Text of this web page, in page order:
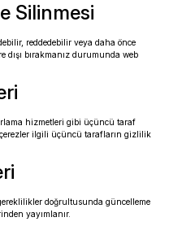
Silinmesi
reddedebilir veya daha önce
bırakmanız durumunda web
hizmetleri gibi üçüncü taraf
çerezler ilgili üçüncü tarafların gizlilik
doğrultusunda güncelleme
yayımlanır.